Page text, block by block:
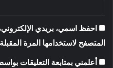
احفظ اسمي، بريدي
المتصفح لاستخدامها المرة
أعلمني بمتابعة التعليقات